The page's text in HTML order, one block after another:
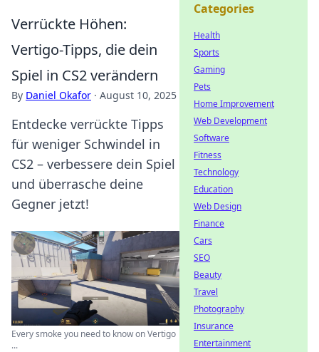
Verrückte Höhen:
Vertigo-Tipps, die dein
Spiel in CS2 verändern
By Daniel Okafor · August 10, 2025
Entdecke verrückte Tipps
für weniger Schwindel in
CS2 – verbessere dein Spiel
und überrasche deine
Gegner jetzt!
Every smoke you need to know on Vertigo
...
Categories
Health
Sports
Gaming
Pets
Home Improvement
Web Development
Software
Fitness
Technology
Education
Web Design
Finance
Cars
SEO
Beauty
Travel
Photography
Insurance
Entertainment